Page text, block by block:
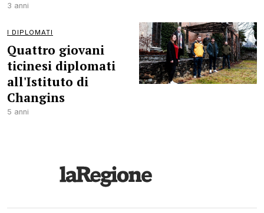
3 anni
I DIPLOMATI
Quattro giovani
ticinesi diplomati
all'Istituto di
Changins
5 anni